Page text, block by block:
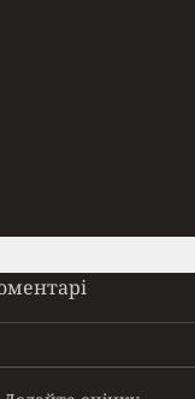
Прайм
Вона приходила